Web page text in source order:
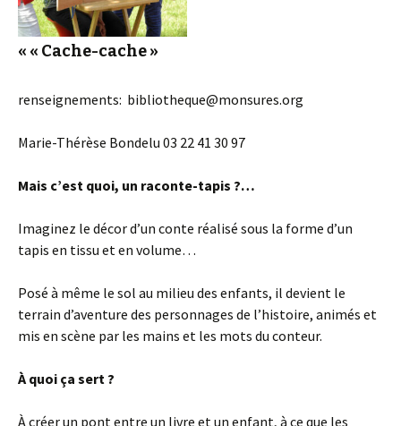
« « Cache-cache »
renseignements: bibliotheque@monsures.org
Marie-Thérèse Bondelu 03 22 41 30 97
Mais c’est quoi, un raconte-tapis ?…
Imaginez le décor d’un conte réalisé sous la forme d’un
tapis en tissu et en volume…
Posé à même le sol au milieu des enfants, il devient le
terrain d’aventure des personnages de l’histoire, animés et
mis en scène par les mains et les mots du conteur.
À quoi ça sert ?
À créer un pont entre un livre et un enfant, à ce que les